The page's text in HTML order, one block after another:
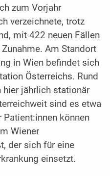
zum Vorjahr
verzeichnete, trotz
mit 422 neuen Fällen
Am Standort
in Wien befindet sich
Österreichs. Rund
hier jährlich stationär
sind es etwa
können
Wiener
der sich für eine
einsetzt.